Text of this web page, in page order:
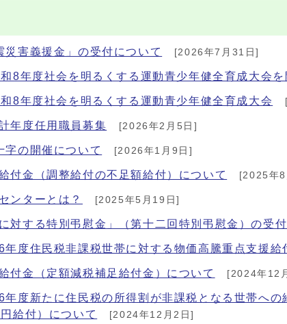
災害義援金」の受付について [2026年7月31日]
8年度社会を明るくする運動青少年健全育成大会を
8年度社会を明るくする運動青少年健全育成大会
年度任用職員募集 [2026年2月5日]
字の開催について [2026年1月9日]
付金（調整給付の不足額給付）について [2025年8
ンターとは？ [2025年5月19日]
対する特別弔慰金」（第十二回特別弔慰金）の受
年度住民税非課税世帯に対する物価高騰重点支援給
付金（定額減税補足給付金）について [2024年12
年度新たに住民税の所得割が非課税となる世帯へ
給付）について
[2024年12月2日]